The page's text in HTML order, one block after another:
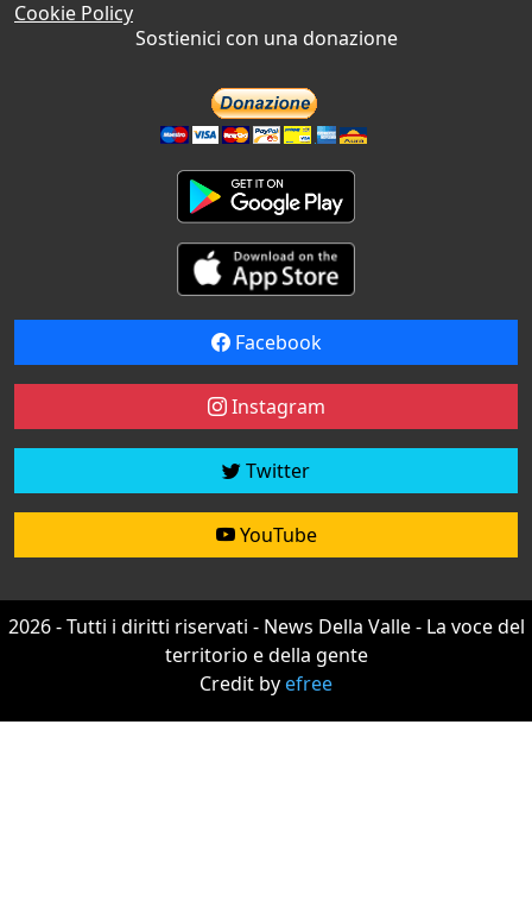
Cookie Policy
Sostienici con una donazione
Facebook
Instagram
Twitter
YouTube
2026 - Tutti i diritti riservati - News Della Valle - La voce del
territorio e della gente
Credit byefree